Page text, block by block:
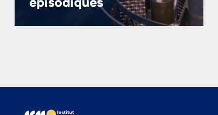
episòdiques